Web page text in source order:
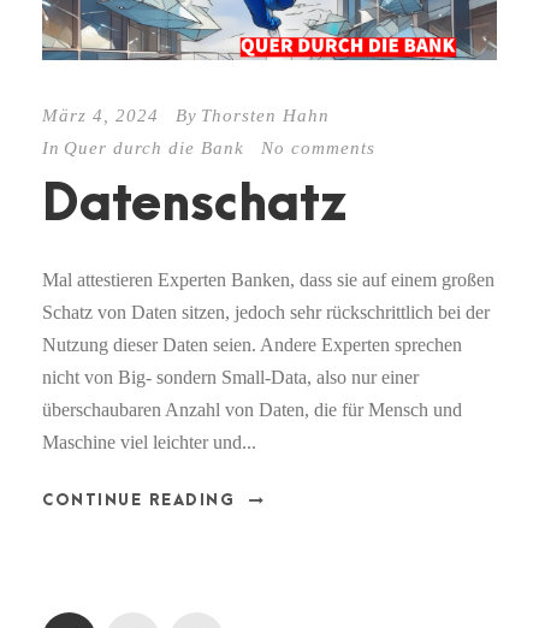
März 4, 2024 By Thorsten Hahn
In Quer durch die Bank No comments
Datenschatz
Mal attestieren Experten Banken, dass sie auf einem großen
Schatz von Daten sitzen, jedoch sehr rückschrittlich bei der
Nutzung dieser Daten seien. Andere Experten sprechen
nicht von Big- sondern Small-Data, also nur einer
überschaubaren Anzahl von Daten, die für Mensch und
Maschine viel leichter und...
CONTINUE READING